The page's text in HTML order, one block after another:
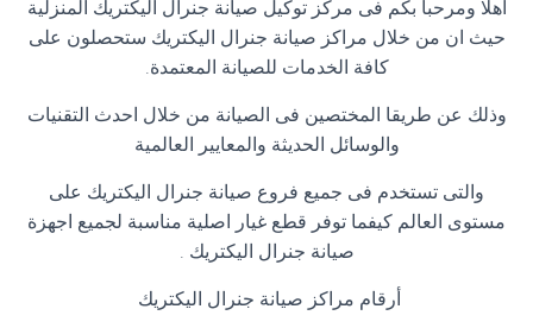
اهلا ومرحبا بكم فى مركز توكيل صيانة جنرال اليكتريك المنزلية
حيث ان من خلال مراكز صيانة جنرال اليكتريك ستحصلون على
كافة الخدمات للصيانة المعتمدة.
وذلك عن طريقا المختصين فى الصيانة من خلال احدث التقنيات
والوسائل الحديثة والمعايير العالمية
والتى تستخدم فى جميع فروع صيانة جنرال اليكتريك على
مستوى العالم كيفما توفر قطع غيار اصلية مناسبة لجميع اجهزة
صيانة جنرال اليكتريك .
أرقام مراكز صيانة جنرال اليكتريك